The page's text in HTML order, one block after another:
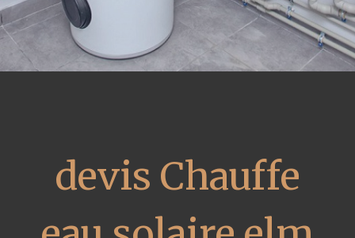
devis Chauffe